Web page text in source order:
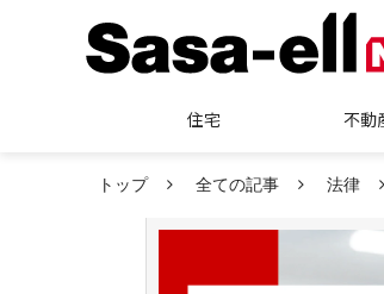
住宅 不動
トップ 全ての記事 法律